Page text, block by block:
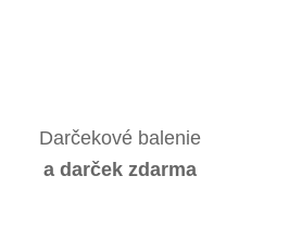
Darčekové balenie
a darček zdarma